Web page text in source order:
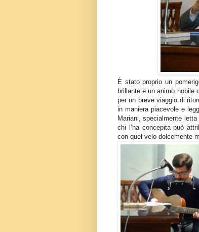
È stato proprio un
brillante e un animo nobile
per un breve viaggio di
in maniera piacevole e
Mariani, specialmente
chi l’ha concepita può
con quel velo dolcemente